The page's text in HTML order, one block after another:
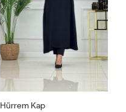
Hürrem Kap